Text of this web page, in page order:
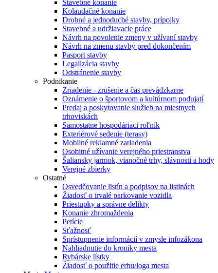
Stavebné konanie
Kolaudačné konanie
Drobné a jednoduché stavby, prípojky
Stavebné a udržiavacie práce
Návrh na povolenie zmeny v užívaní stavby
Návrh na zmenu stavby pred dokončením
Pasport stavby
Legalizácia stavby
Odstránenie stavby
Podnikanie
Zriadenie - zrušenie a čas prevádzkarne
Oznámenie o športovom a kultúrnom podujatí
Predaj a poskytovanie služieb na miestnych
trhoviskách
Samostatne hospodáriaci roľník
Exteriérové sedenie (terasy)
Mobilné reklamné zariadenia
Osobitné užívanie verejného priestranstva
Šaliansky jarmok, vianočné trhy, slávnosti a hody
Verejné zbierky
Ostatné
Osvedčovanie listín a podpisov na listinách
Žiadosť o trvalé parkovanie vozidla
Priestupky a správne delikty
Konanie zhromaždenia
Petície
Sťažnosť
Sprístupnenie informácií v zmysle infozákona
Nahliadnutie do kroniky mesta
Rybárske lístky
Žiadosť o použitie erbu/loga mesta